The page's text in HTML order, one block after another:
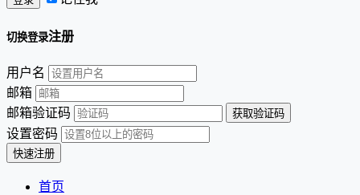
切换登录注册
用户名
邮箱
邮箱验证码
设置密码
首页